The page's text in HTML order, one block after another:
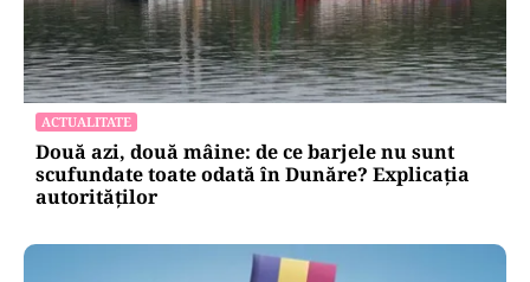
ACTUALITATE
Două azi, două mâine: de ce barjele nu sunt
scufundate toate odată în Dunăre? Explicația
autorităților